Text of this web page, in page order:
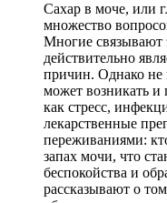
Сахар в моче, или
множество
Многие связывают
действительно
причин. Однако не
может возникать и
как стресс,
лекарственные
переживаниями:
запах мочи, что
беспокойства и
рассказывают о